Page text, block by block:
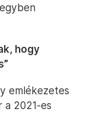
hogy
emlékezetes
a 2021-es